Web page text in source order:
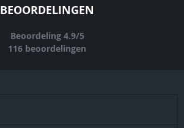
BEOORDELINGEN
Beoordeling 4.9/5
116 beoordelingen